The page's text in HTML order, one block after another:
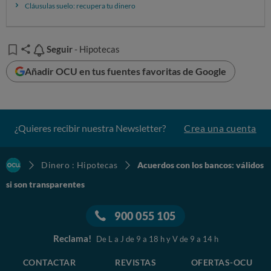
Cláusulas suelo: recupera tu dinero
Seguir
Seguir - Hipotecas
Añadir OCU en tus fuentes favoritas de Google
¿Quieres recibir nuestra Newsletter? Crea una cuenta
Dinero : Hipotecas
Acuerdos con los bancos: válidos
si son transparentes
900 055 105
Reclama! De L a J de 9 a 18 h y V de 9 a 14 h
CONTACTAR REVISTAS OFERTAS-OCU